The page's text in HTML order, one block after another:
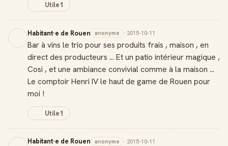
Utile1
Habitant·e de Rouen anonyme · 2015-10-11
Bar à vins le trio pour ses produits frais , maison , en
direct des producteurs ... Et un patio intérieur magique ,
Cosi , et une ambiance convivial comme à la maison ...
Le comptoir Henri IV le haut de game de Rouen pour
moi !
Utile1
Habitant·e de Rouen anonyme · 2015-10-11